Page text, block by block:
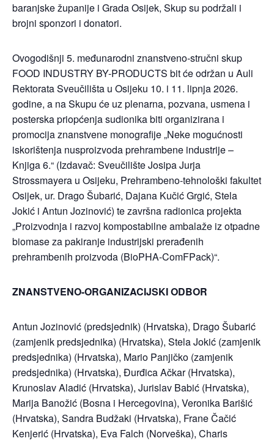
baranjske županije i Grada Osijek, Skup su podržali i
brojni sponzori i donatori.
Ovogodišnji 5. međunarodni znanstveno-stručni skup
FOOD INDUSTRY BY-PRODUCTS bit će održan u Auli
Rektorata Sveučilišta u Osijeku 10. i 11. lipnja 2026.
godine, a na Skupu će uz plenarna, pozvana, usmena i
posterska priopćenja sudionika biti organizirana i
promocija znanstvene monografije „Neke mogućnosti
iskorištenja nusproizvoda prehrambene industrije –
Knjiga 6.“ (Izdavač: Sveučilište Josipa Jurja
Strossmayera u Osijeku, Prehrambeno-tehnološki fakultet
Osijek, ur. Drago Šubarić, Dajana Kučić Grgić, Stela
Jokić i Antun Jozinović) te završna radionica projekta
„Proizvodnja i razvoj kompostabilne ambalaže iz otpadne
biomase za pakiranje industrijski prerađenih
prehrambenih proizvoda (BioPHA-ComFPack)“.
ZNANSTVENO-ORGANIZACIJSKI ODBOR
Antun Jozinović (predsjednik) (Hrvatska), Drago Šubarić
(zamjenik predsjednika) (Hrvatska), Stela Jokić (zamjenik
predsjednika) (Hrvatska), Mario Panjičko (zamjenik
predsjednika) (Hrvatska), Đurđica Ačkar (Hrvatska),
Krunoslav Aladić (Hrvatska), Jurislav Babić (Hrvatska),
Marija Banožić (Bosna i Hercegovina), Veronika Barišić
(Hrvatska), Sandra Budžaki (Hrvatska), Frane Čačić
Kenjerić (Hrvatska), Eva Falch (Norveška), Charis